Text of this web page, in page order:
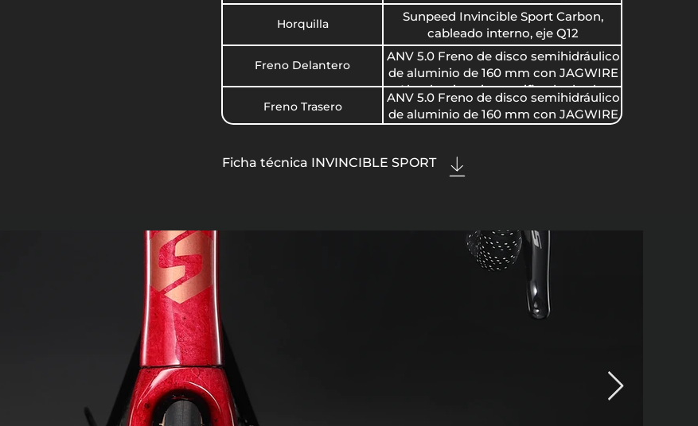
Horquilla
Sunpeed Invincible Sport Carbon,
cableado interno, eje Q12
Freno Delantero
ANV 5.0 Freno de disco semihidráulico
de aluminio de 160 mm con JAGWIRE
Alambre interior rectificado de alta
precisión y cable exterior inyectado
con aceite
Freno Trasero
ANV 5.0 Freno de disco semihidráulico
de aluminio de 160 mm con JAGWIRE
Solon M203 Q12 20H 2 rodamientos
sellados
Anv A38 Alum Disco 38 - T25 mm
Ficha técnica INVINCIBLE SPORT